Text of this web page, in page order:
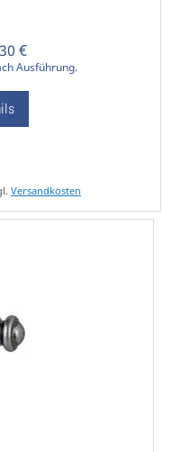
€
Ausführung.
Versandkosten